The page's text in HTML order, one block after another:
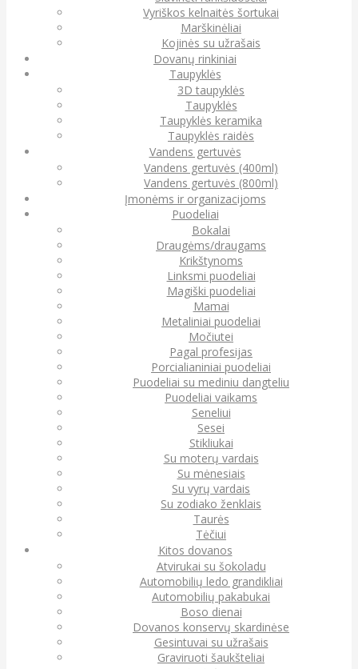
Vyriškos kelnaitės šortukai
Marškinėliai
Kojinės su užrašais
Dovanų rinkiniai
Taupyklės
3D taupyklės
Taupyklės
Taupyklės keramika
Taupyklės raidės
Vandens gertuvės
Vandens gertuvės (400ml)
Vandens gertuvės (800ml)
Įmonėms ir organizacijoms
Puodeliai
Bokalai
Draugėms/draugams
Krikštynoms
Linksmi puodeliai
Magiški puodeliai
Mamai
Metaliniai puodeliai
Močiutei
Pagal profesijas
Porcialianiniai puodeliai
Puodeliai su mediniu dangteliu
Puodeliai vaikams
Seneliui
Sesei
Stikliukai
Su moterų vardais
Su mėnesiais
Su vyrų vardais
Su zodiako ženklais
Taurės
Tėčiui
Kitos dovanos
Atvirukai su šokoladu
Automobilių ledo grandikliai
Automobilių pakabukai
Boso dienai
Dovanos konservų skardinėse
Gesintuvai su užrašais
Graviruoti šaukšteliai